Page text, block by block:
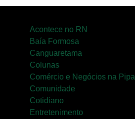
Acontece no RN
Baía Formosa
Canguaretama
Colunas
Comércio e Negócios na Pipa
Comunidade
Cotidiano
Entretenimento